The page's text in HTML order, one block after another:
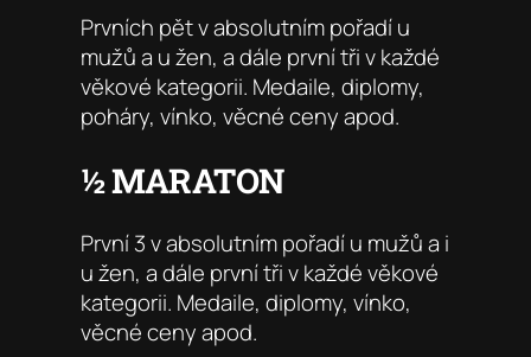
Prvních pět v absolutním pořadí u
mužů a u žen, a dále první tři v každé
věkové kategorii. Medaile, diplomy,
poháry, vínko, věcné ceny apod.
½ MARATON
První 3 v absolutním pořadí u mužů a i
u žen, a dále první tři v každé věkové
kategorii. Medaile, diplomy, vínko,
věcné ceny apod.